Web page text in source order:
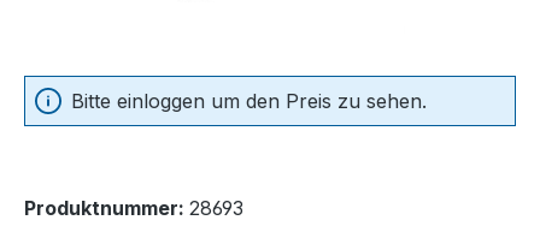
Bitte einloggen um den Preis zu sehen.
Produktnummer: 28693